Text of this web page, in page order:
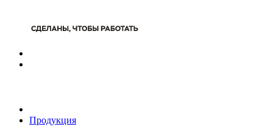
Продукция